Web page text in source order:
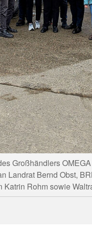
Großhändlers
Landrat Bernd Obst,
Katrin Rohm sowie